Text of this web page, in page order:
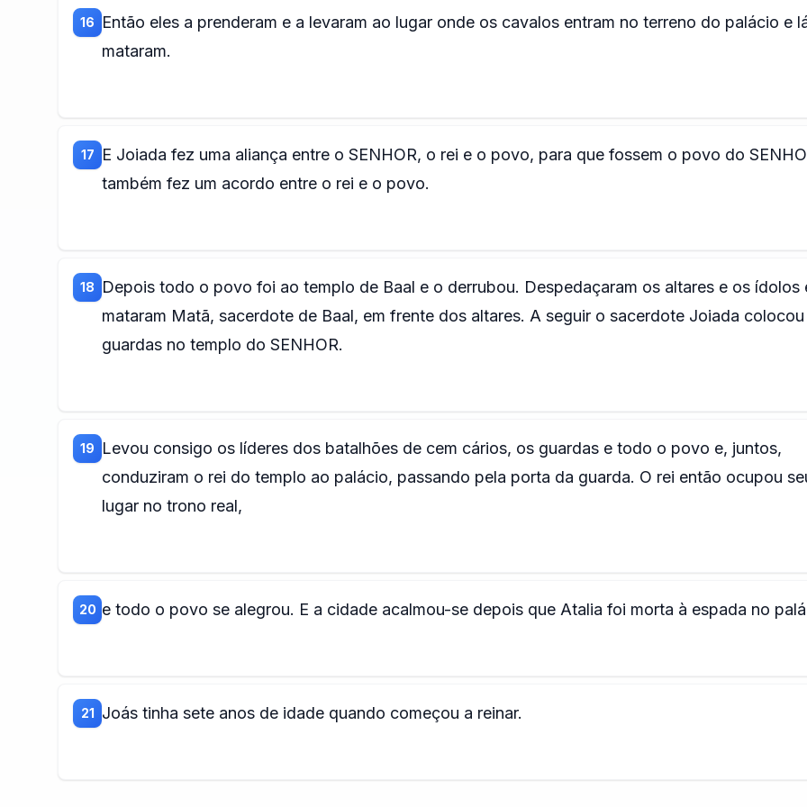
16
Então eles a prenderam e a levaram ao lugar onde os cavalos entram no terreno do palácio e
mataram.
17
E Joiada fez uma aliança entre o SENHOR, o rei e o povo, para que fossem o povo do
também fez um acordo entre o rei e o povo.
18
Depois todo o povo foi ao templo de Baal e o derrubou. Despedaçaram os altares e os ídolos
mataram Matã, sacerdote de Baal, em frente dos altares. A seguir o sacerdote Joiada colocou
guardas no templo do SENHOR.
19
Levou consigo os líderes dos batalhões de cem cários, os guardas e todo o povo e, juntos,
conduziram o rei do templo ao palácio, passando pela porta da guarda. O rei então ocupou
lugar no trono real,
20 e todo o povo se alegrou. E a cidade acalmou-se depois que Atalia foi morta à espada no
21 Joás tinha sete anos de idade quando começou a reinar.